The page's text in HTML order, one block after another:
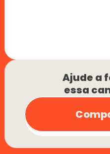
Ajude a
essa